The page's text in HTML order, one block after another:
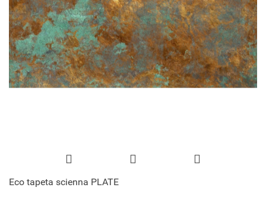
Eco tapeta scienna PLATE